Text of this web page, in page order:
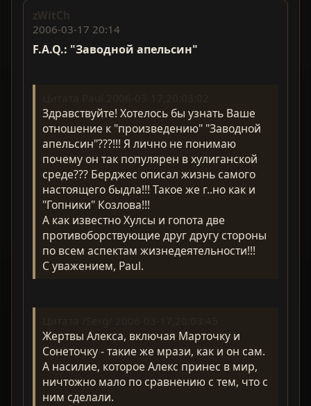
zWitCh
2006-03-17 20:14
F.A.Q.: "Заводной апельсин"
Здравствуйте! Хотелось бы узнать Ваше
отношение к "произведению" "Заводной
апельсин"???!!! Я лично не понимаю
почему он так популярен в хулиганской
среде??? Берджес описал жизнь самого
настоящего быдла!!! Такое же г..но как и
"Гопники" Козлова!!!
А как известно Хулсы и гопота две
противоборствующие друг другу стороны
по всем аспектам жизнедеятельности!!!
С уважением, Paul.
Жертвы Алекса, включая Марточку и
Сонеточку - такие же мрази, как и он сам.
А насилие, которое Алекс принес в мир,
ничтожно мало по сравнению с тем, что с
ним сделали.